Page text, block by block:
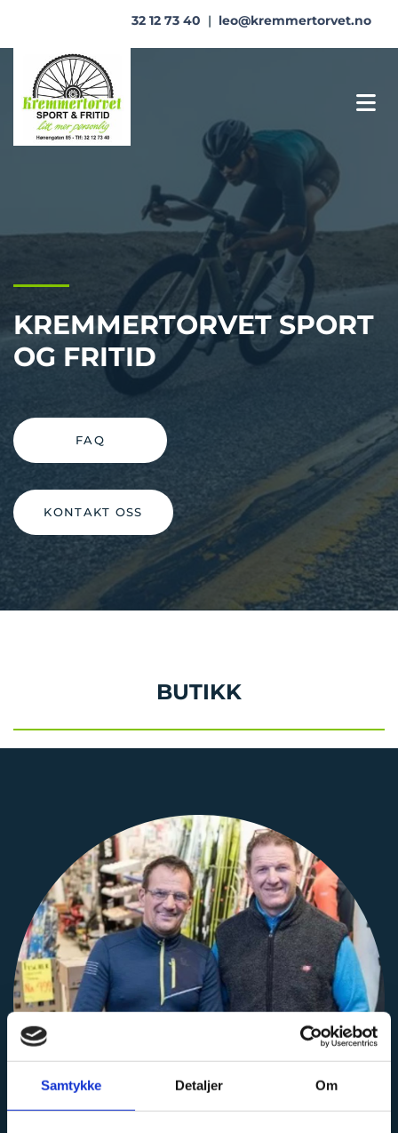
Samtykke Detaljer Om
32 12 73 40 | leo@kremmertorvet.no
KREMMERTORVET SPORT
OG FRITID
FAQ
KONTAKT OSS
BUTIKK